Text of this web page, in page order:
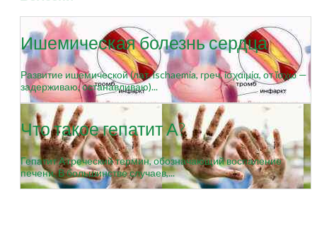
Ишемическая болезнь сердца
Развитие ишемической (лат. ischaemia, греч. ἰσχαιμία, от ἴσχω —
задерживаю, останавливаю)...
Что такое гепатит А?
Гепатит А греческий термин, обозначающий воспаление
печени. В большинстве случаев,...